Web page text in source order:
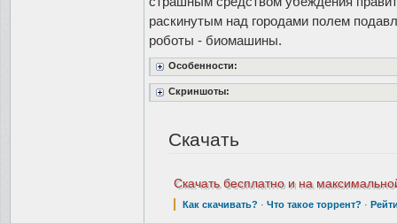
раскинутым над городами полем
роботы - биомашины.
Особенности:
Скриншоты:
Скачать
Скачать бесплатно и на
Как скачивать? ·Что такое торрент? ·